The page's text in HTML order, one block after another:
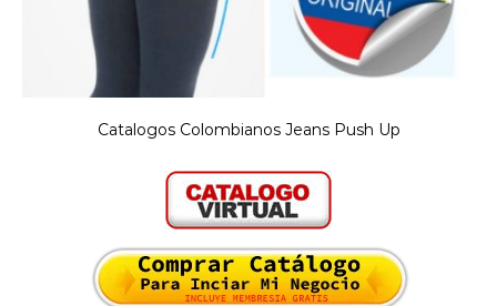
Catalogos Colombianos Jeans Push Up